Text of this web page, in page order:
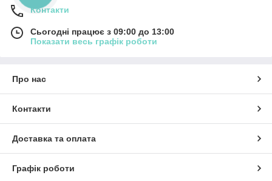
Контакти
Сьогодні працює з 09:00 до 13:00
Показати весь графік роботи
Про нас
Контакти
Доставка та оплата
Графік роботи